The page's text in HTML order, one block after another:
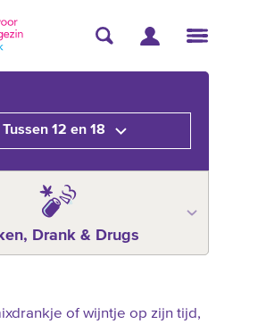
Tussen 12 en 18
Drank & Drugs
of wijntje op zijn tijd,